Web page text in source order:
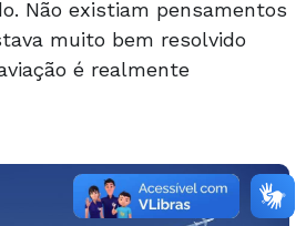
Não existiam pensamentos
muito bem resolvido
é realmente